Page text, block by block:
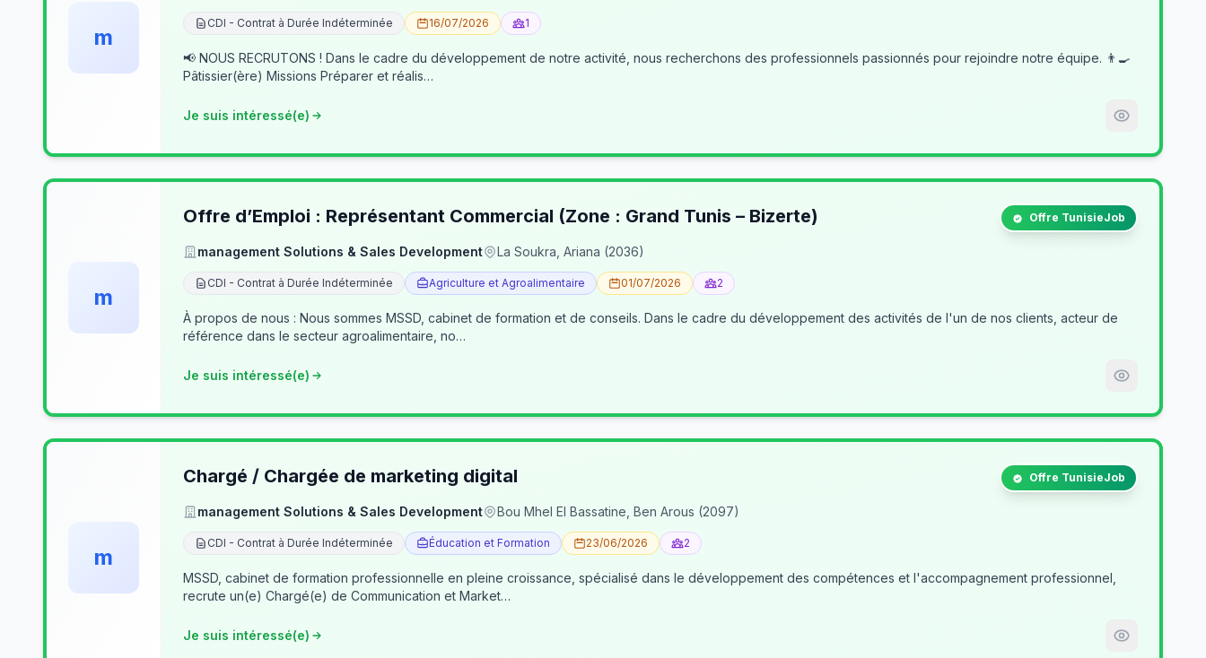
m
CDI - Contrat à Durée Indéterminée 16/07/2026 1
📢 NOUS RECRUTONS ! Dans le cadre du développement de notre activité, nous recherchons des professionnels passionnés pour rejoindre notre équipe. 👨‍🍳
Pâtissier(ère) Missions Préparer et réalis…
Je suis intéressé(e)
m
Offre d’Emploi : Représentant Commercial (Zone : Grand Tunis – Bizerte) Offre TunisieJob
management Solutions & Sales Development La Soukra, Ariana (2036)
CDI - Contrat à Durée Indéterminée Agriculture et Agroalimentaire 01/07/2026 2
À propos de nous : Nous sommes MSSD, cabinet de formation et de conseils. Dans le cadre du développement des activités de l'un de nos clients, acteur de
référence dans le secteur agroalimentaire, no…
Je suis intéressé(e)
m
Chargé / Chargée de marketing digital Offre TunisieJob
management Solutions & Sales Development Bou Mhel El Bassatine, Ben Arous (2097)
CDI - Contrat à Durée Indéterminée Éducation et Formation 23/06/2026 2
MSSD, cabinet de formation professionnelle en pleine croissance, spécialisé dans le développement des compétences et l'accompagnement professionnel,
recrute un(e) Chargé(e) de Communication et Market…
Je suis intéressé(e)